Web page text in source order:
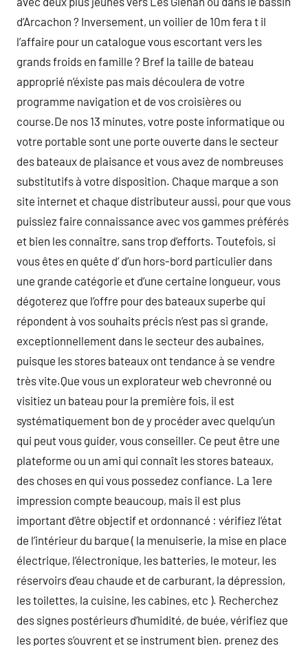
d’Arcachon ? Inversement, un voilier de 10m fera t il
l’affaire pour un catalogue vous escortant vers les
grands froids en famille ? Bref la taille de bateau
approprié n’éxiste pas mais découlera de votre
programme navigation et de vos croisières ou
course.De nos 13 minutes, votre poste informatique ou
votre portable sont une porte ouverte dans le secteur
des bateaux de plaisance et vous avez de nombreuses
substitutifs à votre disposition. Chaque marque a son
site internet et chaque distributeur aussi, pour que vous
puissiez faire connaissance avec vos gammes préférés
et bien les connaître, sans trop d’efforts. Toutefois, si
vous êtes en quête d’ d’un hors-bord particulier dans
une grande catégorie et d’une certaine longueur, vous
dégoterez que l’offre pour des bateaux superbe qui
répondent à vos souhaits précis n’est pas si grande,
exceptionnellement dans le secteur des aubaines,
puisque les stores bateaux ont tendance à se vendre
très vite.Que vous un explorateur web chevronné ou
visitiez un bateau pour la première fois, il est
systématiquement bon de y procéder avec quelqu’un
qui peut vous guider, vous conseiller. Ce peut être une
plateforme ou un ami qui connaît les stores bateaux,
des choses en qui vous possedez confiance. La 1ere
impression compte beaucoup, mais il est plus
important d’être objectif et ordonnancé : vérifiez l’état
de l’intérieur du barque ( la menuiserie, la mise en place
électrique, l’électronique, les batteries, le moteur, les
réservoirs d’eau chaude et de carburant, la dépression,
les toilettes, la cuisine, les cabines, etc ). Recherchez
des signes postérieurs d’humidité, de buée, vérifiez que
les portes s’ouvrent et se instrument bien. prenez des